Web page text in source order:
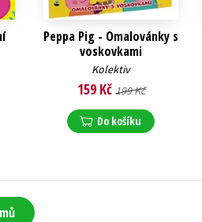
Peppa Pig - Omalovánky s
voskovkami
Kolektiv
159 Kč 199 Kč
Do košíku